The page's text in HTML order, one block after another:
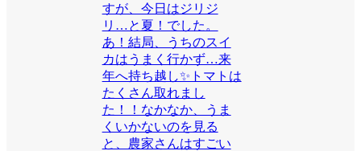
すが、今日はジリジ
リ…と夏！でした。
あ！結局、うちのスイ
カはうまく行かず…来
年へ持ち越し✨トマトは
たくさん取れまし
た！！なかなか、うま
くいかないのを見る
と、農家さんはすごい